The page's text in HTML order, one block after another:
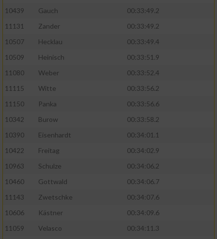
10439
Gauch
00:33:49.2
11131
Zander
00:33:49.2
10507
Hecklau
00:33:49.4
10509
Heinisch
00:33:51.9
11080
Weber
00:33:52.4
11115
Witte
00:33:56.2
11150
Panka
00:33:56.6
10342
Burow
00:33:58.2
10390
Eisenhardt
00:34:01.1
10422
Freitag
00:34:02.9
10963
Schulze
00:34:06.2
10460
Gottwald
00:34:06.7
11143
Zwetschke
00:34:07.6
10606
Kästner
00:34:09.6
11059
Velasco
00:34:11.3